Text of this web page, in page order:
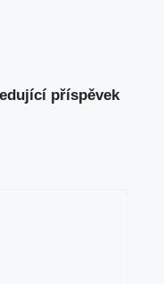
příspěvek